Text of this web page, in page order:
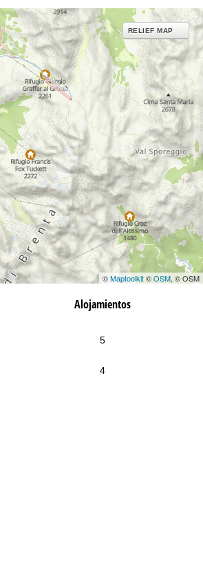
RELIEF MAP
©Maptoolkit©OSM, © OSM
Alojamientos
5
4